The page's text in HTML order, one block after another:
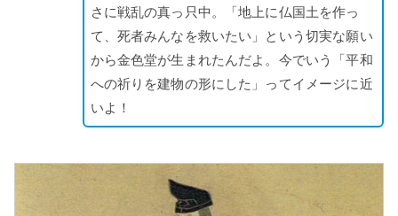
さに戦乱の真っ只中。「地上に仏国土を作っ
て、死者みんなを救いたい」という切実な願い
から金色堂が生まれたんだよ。今でいう「平和
への祈りを建物の形にした」ってイメージに近
いよ！